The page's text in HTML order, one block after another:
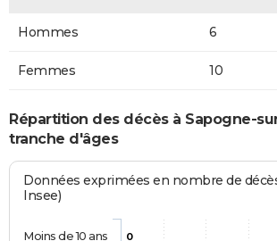
Hommes 6
Femmes 10
Répartition des décès à Sapogne-
tranche d'âges
Données exprimées en nombre de
Insee)
0
Moins de 10 ans